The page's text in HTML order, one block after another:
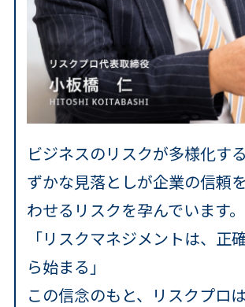
ビジネスのリスクが多様化す
ずかな見落としが企業の信頼
わせるリスクを孕んでいます。
「リスクマネジメントは、正
ら始まる」
この信念のもと、リスクプロ